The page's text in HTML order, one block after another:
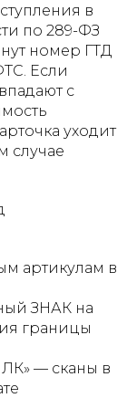
в
по 289-ФЗ
номер ГТД
Если
с
уходит
случае
артикулам в
ЗНАК на
границы
ЛК» — сканы в